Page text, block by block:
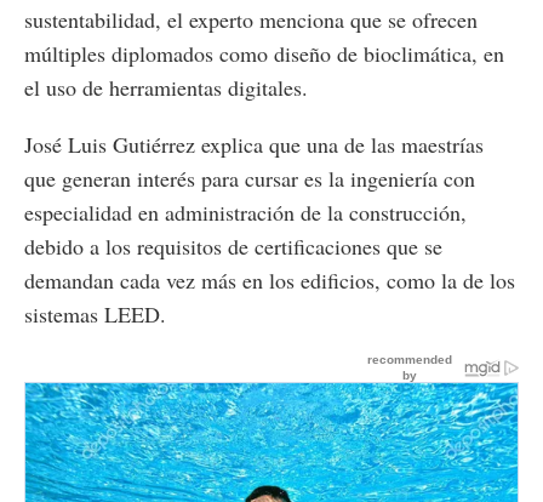
sustentabilidad, el experto menciona que se ofrecen
múltiples diplomados como diseño de bioclimática, en
el uso de herramientas digitales.
José Luis Gutiérrez explica que una de las maestrías
que generan interés para cursar es la ingeniería con
especialidad en administración de la construcción,
debido a los requisitos de certificaciones que se
demandan cada vez más en los edificios, como la de los
sistemas LEED.